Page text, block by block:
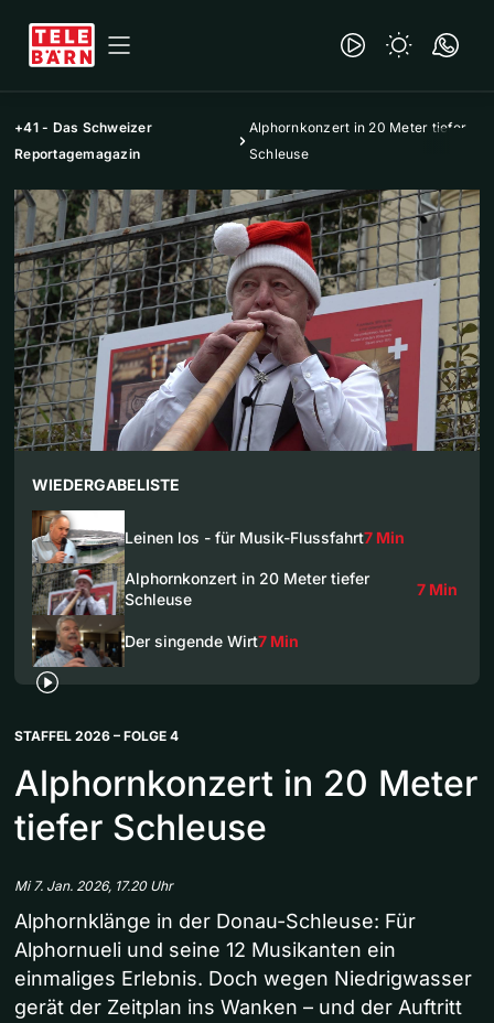
+41 - Das Schweizer
Reportagemagazin
Alphornkonzert in 20 Meter tiefer
Schleuse
WIEDERGABELISTE
Leinen los - für Musik-Flussfahrt7 Min
Alphornkonzert in 20 Meter tiefer
Schleuse
7 Min
Der singende Wirt7 Min
STAFFEL 2026 – FOLGE 4
Alphornkonzert in 20 Meter
tiefer Schleuse
Mi 7. Jan. 2026, 17.20 Uhr
Alphornklänge in der Donau-Schleuse: Für
Alphornueli und seine 12 Musikanten ein
einmaliges Erlebnis. Doch wegen Niedrigwasser
gerät der Zeitplan ins Wanken – und der Auftritt